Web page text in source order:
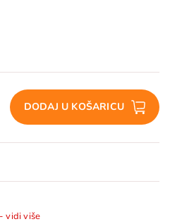
DODAJ U KOŠARICU
vidi više